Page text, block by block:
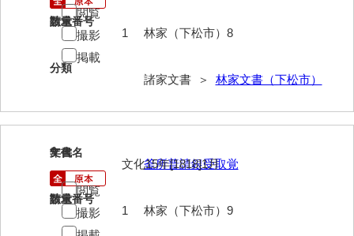
大本氏収集文書
岡家文書（福栄村）
岡田家文書（萩市）
岡田学収集史料
岡藤家文書
岡本家文書（島根県）
請求番号
林家（下松市）8
分類
諸家文書 ＞ 林家文書（下松市）
数量
1
閲覧
撮影
掲載
9
文書名
釜所普請銀受取覚
請求番号
林家（下松市）9
年代
文化15年[1818]1月
数量
1
閲覧
撮影